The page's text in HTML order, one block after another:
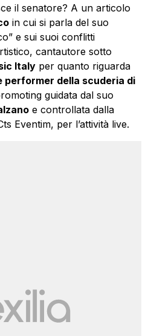
il senatore? A un articolo
in cui si parla del suo
e sui suoi conflitti
cantautore sotto
Italy per quanto riguarda
performer della scuderia di
guidata dal suo
e controllata dalla
Eventim, per l’attività live.